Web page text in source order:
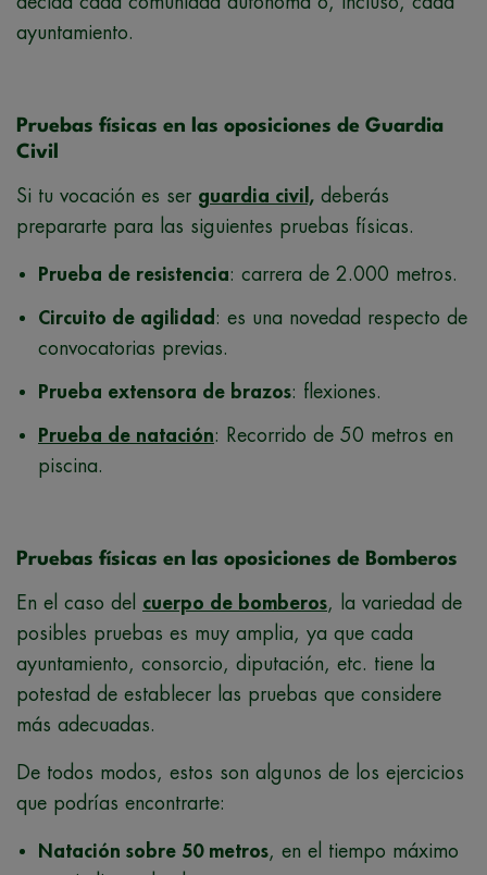
ayuntamiento.
Pruebas físicas en las oposiciones de Guardia
Civil
Si tu vocación es ser guardia civil, deberás
prepararte para las siguientes pruebas físicas.
Prueba de resistencia: carrera de 2.000 metros.
Circuito de agilidad : es una novedad respecto de
convocatorias previas.
Prueba extensora de brazos: flexiones.
Prueba de natación: Recorrido de 50 metros en
piscina.
Pruebas físicas en las oposiciones de Bomberos
En el caso del cuerpo de bomberos, la variedad de
posibles pruebas es muy amplia, ya que cada
ayuntamiento, consorcio, diputación, etc. tiene la
potestad de establecer las pruebas que considere
más adecuadas.
De todos modos, estos son algunos de los ejercicios
que podrías encontrarte:
Natación sobre 50 metros, en el tiempo máximo